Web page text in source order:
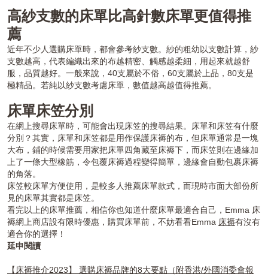
高紗支數的床單比高針數床單更值得推
薦
近年不少人選購床單時，都會參考紗支數。紗的粗幼以支數計算，紗
支數越高，代表編織出來的布越精密、觸感越柔細，用起來就越舒
服，品質越好。一般來說，40支屬於不俗，60支屬於上品，80支是
極精品。若純以紗支數考慮床單，數值越高越值得推薦。
床單床笠分別
在網上搜尋床單時，可能會出現床笠的搜尋結果。床單和床笠有什麼
分別？其實，床單和床笠都是用作保護床褥的布，但床單通常是一塊
大布，鋪的時候需要用家把床單四角藏至床褥下，而床笠則在邊緣加
上了一條大型橡筋，令包覆床褥過程變得簡單，邊緣會自動包裹床褥
的角落。
床笠較床單方便使用，是較多人推薦床單款式，而現時市面大部份所
見的床單其實都是床笠。
看完以上的床單推薦，相信你也知道什麼床單最適合自己，Emma 床
褥網上商店設有限時優惠，購買床單前，不妨看看Emma 床褥有沒有
適合你的選擇！
延申閱讀
【床褥推介2023】 選購床褥品牌的8大要點（附香港/外國消委會報